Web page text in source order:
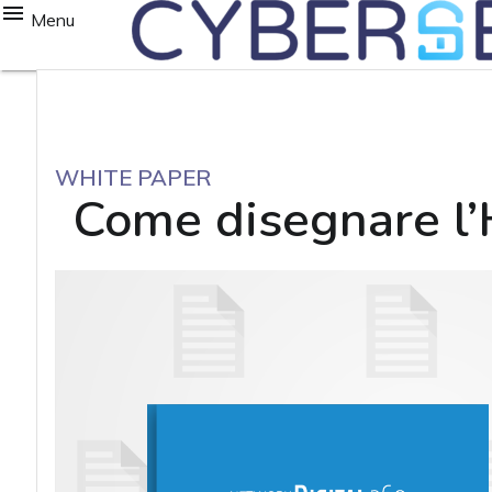
Menu
WHITE PAPER
Come disegnare